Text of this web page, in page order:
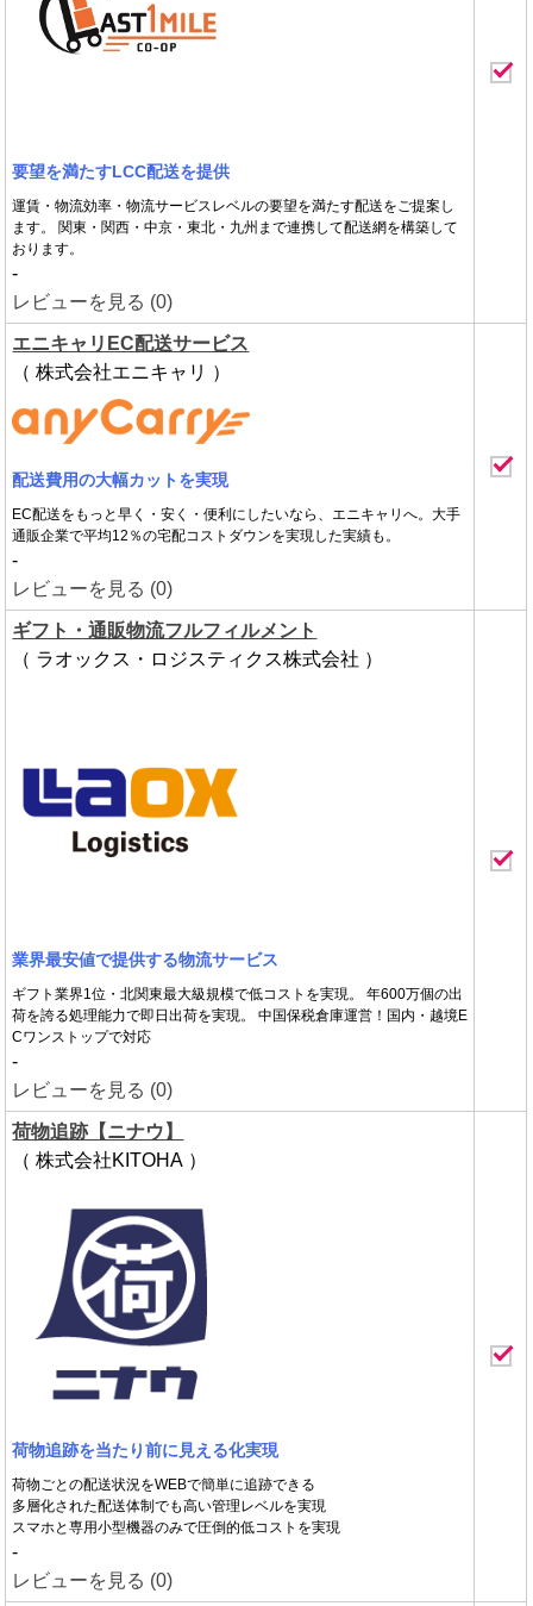
要望を満たすLCC配送を提供
運賃・物流効率・物流サービスレベルの要望を満たす配送をご提案し
ます。 関東・関西・中京・東北・九州まで連携して配送網を構築して
おります。
-
レビューを見る (0)
エニキャリEC配送サービス
（ 株式会社エニキャリ ）
配送費用の大幅カットを実現
EC配送をもっと早く・安く・便利にしたいなら、エニキャリへ。大手
通販企業で平均12％の宅配コストダウンを実現した実績も。
-
レビューを見る (0)
ギフト・通販物流フルフィルメント
（ ラオックス・ロジスティクス株式会社 ）
業界最安値で提供する物流サービス
ギフト業界1位・北関東最大級規模で低コストを実現。 年600万個の出
荷を誇る処理能力で即日出荷を実現。 中国保税倉庫運営！国内・越境E
Cワンストップで対応
-
レビューを見る (0)
荷物追跡【ニナウ】
（ 株式会社KITOHA ）
荷物追跡を当たり前に見える化実現
荷物ごとの配送状況をWEBで簡単に追跡できる
多層化された配送体制でも高い管理レベルを実現
スマホと専用小型機器のみで圧倒的低コストを実現
-
レビューを見る (0)